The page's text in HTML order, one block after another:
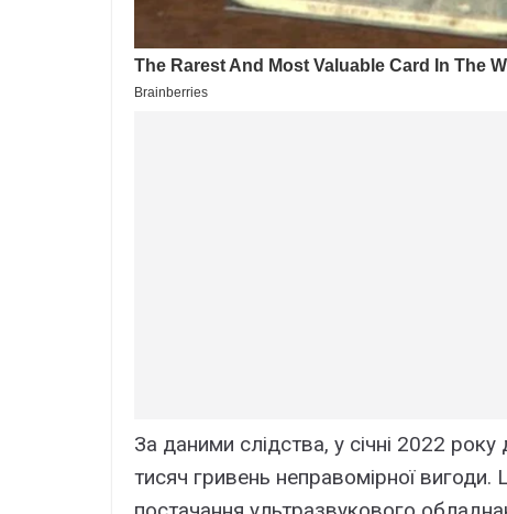
За даними слідства, у січні 2022
тисяч гривень неправомірної вигоди.